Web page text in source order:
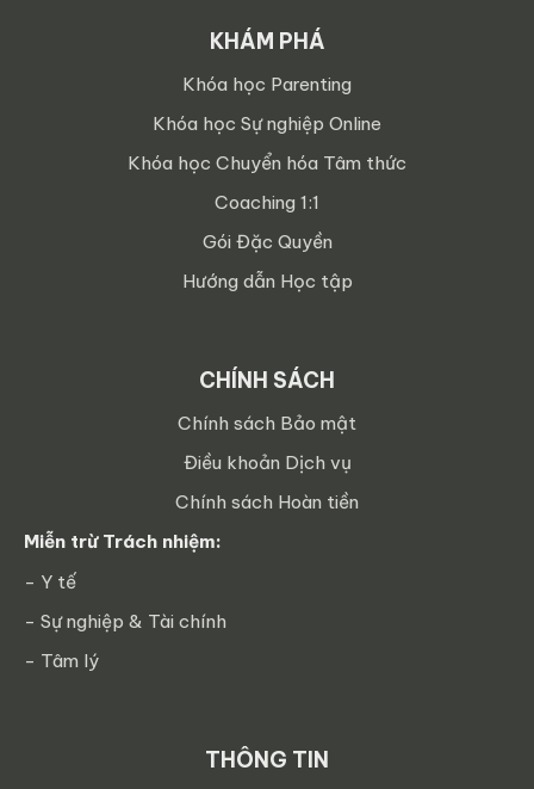
KHÁM PHÁ
Khóa học Parenting
Khóa học Sự nghiệp Online
Khóa học Chuyển hóa Tâm thức
Coaching 1:1
Gói Đặc Quyền
Hướng dẫn Học tập
CHÍNH SÁCH
Chính sách Bảo mật
Điều khoản Dịch vụ
Chính sách Hoàn tiền
Miễn trừ Trách nhiệm:
- Y tế
- Sự nghiệp & Tài chính
- Tâm lý
THÔNG TIN